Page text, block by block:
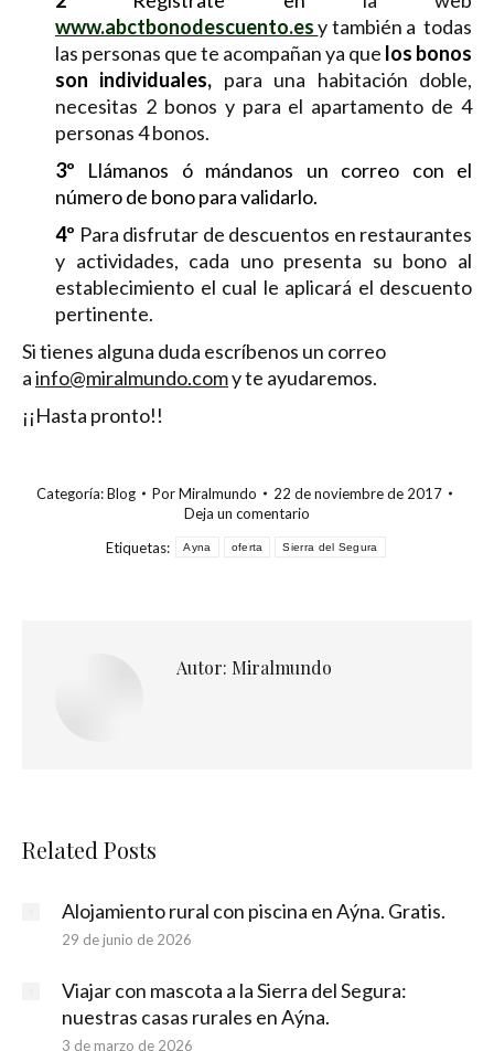
www.abctbonodescuento.es y también a todas
las personas que te acompañan ya que los bonos
son individuales, para una habitación doble,
necesitas 2 bonos y para el apartamento de 4
personas 4 bonos.
3º Llámanos ó mándanos un correo con el
número de bono para validarlo.
4º Para disfrutar de descuentos en restaurantes
y actividades, cada uno presenta su bono al
establecimiento el cual le aplicará el descuento
pertinente.
Si tienes alguna duda escríbenos un correo
ainfo@miralmundo.comy te ayudaremos.
¡¡Hasta pronto!!
Categoría:Blog PorMiralmundo
22 de noviembre de 2017
Deja un comentario
Etiquetas:
Ayna oferta Sierra del Segura
Autor: Miralmundo
Related Posts
Alojamiento rural con piscina en Aýna. Gratis.
29 de junio de 2026
Viajar con mascota a la Sierra del Segura:
nuestras casas rurales en Aýna.
3 de marzo de 2026